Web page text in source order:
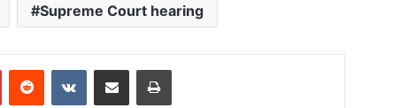
Supreme Court hearing
PinterestReddit VKontakteShare via Email Print